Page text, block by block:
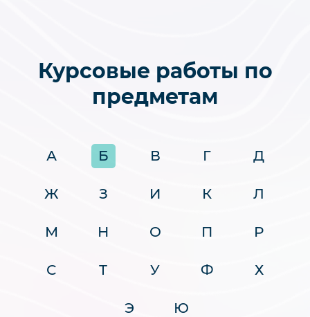
Курсовые работы по
предметам
А Б В Г Д
Ж З И К Л
М Н О П Р
С Т У Ф Х
Э Ю